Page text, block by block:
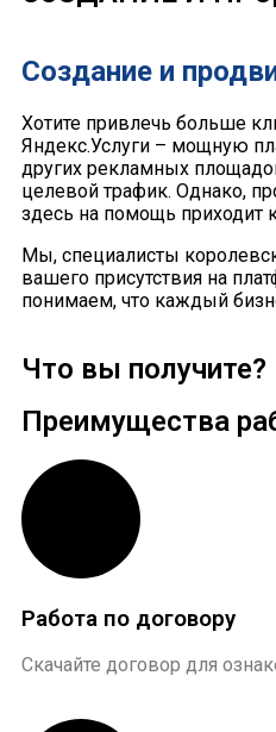
Создание и
Хотите привлечь больше
Яндекс.Услуги – мощную
других рекламных
целевой трафик. Однако,
здесь на помощь приходит
Мы, специалисты
вашего присутствия на
понимаем, что каждый
Что вы получите?
Преимущества
Работа по договору
Скачайте договор для